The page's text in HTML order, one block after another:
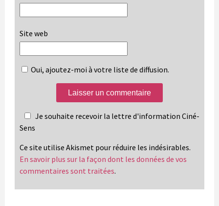
Site web
Oui, ajoutez-moi à votre liste de diffusion.
Je souhaite recevoir la lettre d'information Ciné-
Sens
Ce site utilise Akismet pour réduire les indésirables.
En savoir plus sur la façon dont les données de vos
commentaires sont traitées.